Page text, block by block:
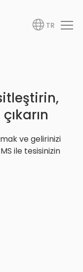
TR
ve gelirinizi
ile tesisinizin